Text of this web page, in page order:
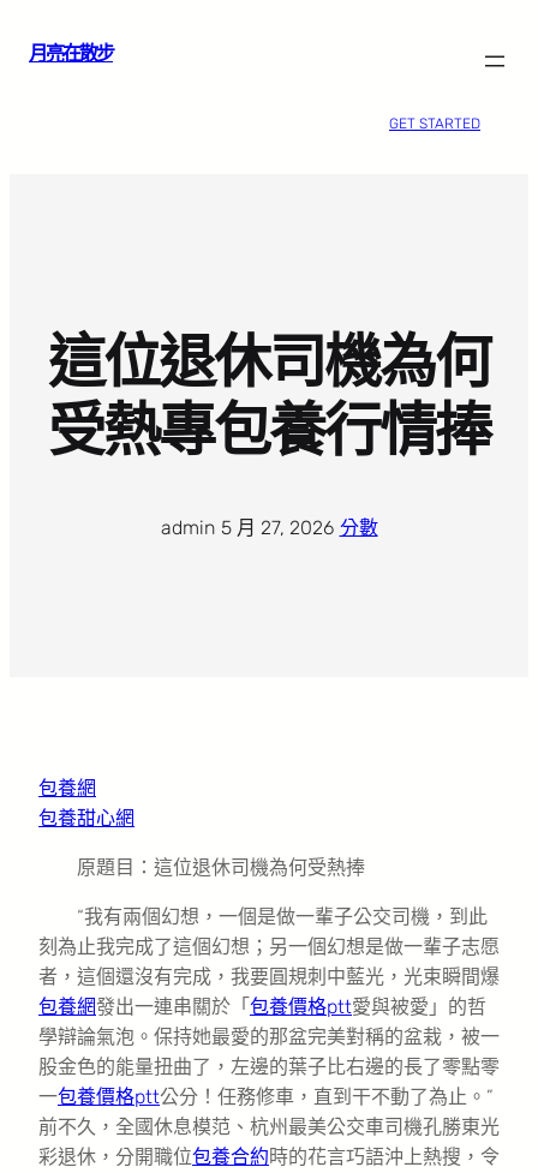
月亮在散步
GET STARTED
這位退休司機為何
受熱專包養行情捧
admin· 5 月 27, 2026· 分數
包養網
包養甜心網
原題目：這位退休司機為何受熱捧
“我有兩個幻想，一個是做一輩子公交司機，到此
刻為止我完成了這個幻想；另一個幻想是做一輩子志愿
者，這個還沒有完成，我要圓規刺中藍光，光束瞬間爆
包養網發出一連串關於「 包養價格ptt愛與被愛」的哲
學辯論氣泡。保持她最愛的那盆完美對稱的盆栽，被一
股金色的能量扭曲了，左邊的葉子比右邊的長了零點零
一包養價格ptt公分！任務修車，直到干不動了為止。”
前不久，全國休息模范、杭州最美公交車司機孔勝東光
彩退休，分開職位包養合約時的花言巧語沖上熱搜，令